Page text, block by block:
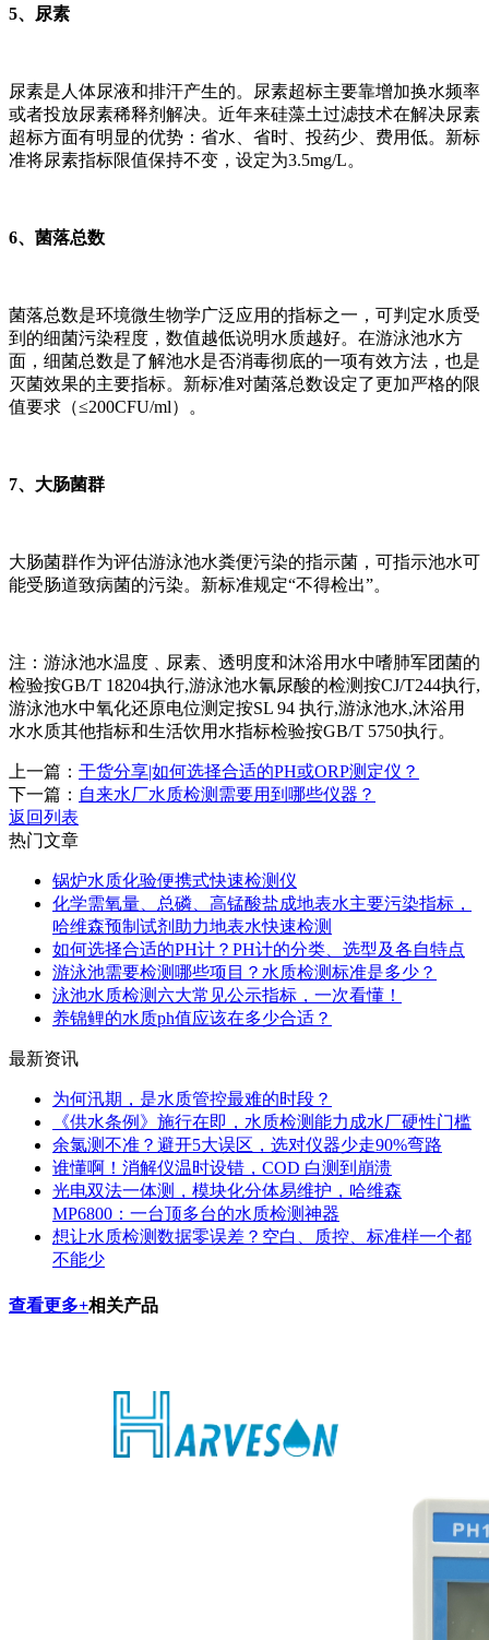
5、尿素
尿素是人体尿液和排汗产生的。尿素超标主要靠增加换水频率
或者投放尿素稀释剂解决。近年来硅藻土过滤技术在解决尿素
超标方面有明显的优势：省水、省时、投药少、费用低。新标
准将尿素指标限值保持不变，设定为3.5mg/L。
6、菌落总数
菌落总数是环境微生物学广泛应用的指标之一，可判定水质受
到的细菌污染程度，数值越低说明水质越好。在游泳池水方
面，细菌总数是了解池水是否消毒彻底的一项有效方法，也是
灭菌效果的主要指标。新标准对菌落总数设定了更加严格的限
值要求（≤200CFU/ml）。
7、大肠菌群
大肠菌群作为评估游泳池水粪便污染的指示菌，可指示池水可
能受肠道致病菌的污染。新标准规定“不得检出”。
注：游泳池水温度﹑尿素、透明度和沐浴用水中嗜肺军团菌的
检验按GB/T 18204执行,游泳池水氰尿酸的检测按CJ/T244执行,
游泳池水中氧化还原电位测定按SL 94 执行,游泳池水,沐浴用
水水质其他指标和生活饮用水指标检验按GB/T 5750执行。
上一篇： 干货分享|如何选择合适的PH或ORP测定仪？
下一篇： 自来水厂水质检测需要用到哪些仪器？
返回列表
热门文章
锅炉水质化验便携式快速检测仪
化学需氧量、总磷、高锰酸盐成地表水主要污染指标，
哈维森预制试剂助力地表水快速检测
如何选择合适的PH计？PH计的分类、选型及各自特点
游泳池需要检测哪些项目？水质检测标准是多少？
泳池水质检测六大常见公示指标，一次看懂！
养锦鲤的水质ph值应该在多少合适？
最新资讯
为何汛期，是水质管控最难的时段？
《供水条例》施行在即，水质检测能力成水厂硬性门槛
余氯测不准？避开5大误区，选对仪器少走90%弯路
谁懂啊！消解仪温时设错，COD 白测到崩溃
光电双法一体测，模块化分体易维护，哈维森
MP6800：一台顶多台的水质检测神器
想让水质检测数据零误差？空白、质控、标准样一个都
不能少
查看更多+相关产品